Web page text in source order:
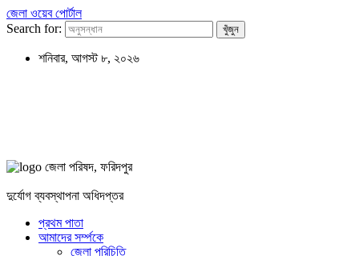
জেলা ওয়েব পোর্টাল
Search for:
শনিবার, আগস্ট ৮, ২০২৬
জেলা পরিষদ, ফরিদপুর
দুর্যোগ ব্যবস্থাপনা অধিদপ্তর
প্রথম পাতা
আমাদের সর্ম্পকে
জেলা পরিচিতি